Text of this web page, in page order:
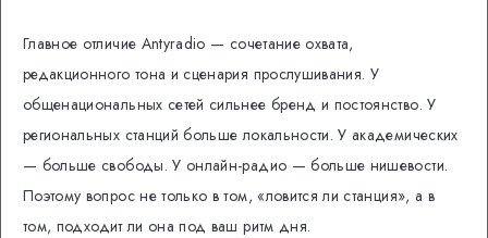
Главное отличие Antyradio — сочетание охвата,
редакционного тона и сценария прослушивания. У
общенациональных сетей сильнее бренд и постоянство. У
региональных станций больше локальности. У академических
— больше свободы. У онлайн-радио — больше нишевости.
Поэтому вопрос не только в том, «ловится ли станция», а в
том, подходит ли она под ваш ритм дня.